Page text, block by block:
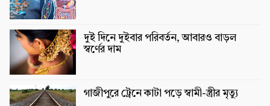
দুই দিনে দুইবার পরিবর্তন, আবারও বাড়ল
স্বর্ণের দাম
গাজীপুরে ট্রেনে কাটা পড়ে স্বামী-স্ত্রীর মৃত্যু